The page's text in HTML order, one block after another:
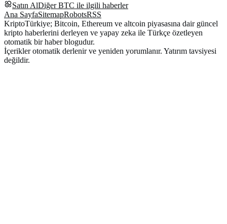
Satın AlDiğerBTC ile ilgili haberler
Ana SayfaSitemapRobotsRSS
KriptoTürkiye; Bitcoin, Ethereum ve altcoin piyasasına dair güncel
kripto haberlerini derleyen ve yapay zeka ile Türkçe özetleyen
otomatik bir haber blogudur.
İçerikler otomatik derlenir ve yeniden yorumlanır. Yatırım tavsiyesi
değildir.